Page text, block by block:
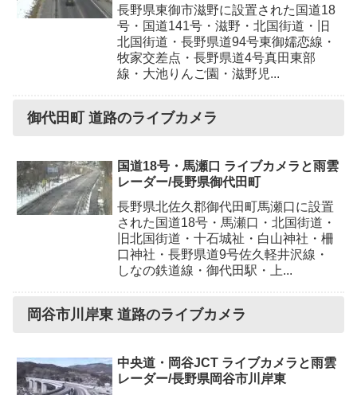
長野県東御市滋野に設置された国道18
号・国道141号・滋野・北国街道・旧
北国街道・長野県道94号東御嬬恋線・
牧家交差点・長野県道4号真田東部
線・大池りんご園・滋野児...
御代田町 道路のライブカメラ
国道18号・馬瀬口 ライブカメラと雨雲
レーダー/長野県御代田町
長野県北佐久郡御代田町馬瀬口に設置
された国道18号・馬瀬口・北国街道・
旧北国街道・十石城祉・白山神社・柵
口神社・長野県道9号佐久軽井沢線・
しなの鉄道線・御代田駅・上...
岡谷市川岸東 道路のライブカメラ
中央道・岡谷JCT ライブカメラと雨雲
レーダー/長野県岡谷市川岸東